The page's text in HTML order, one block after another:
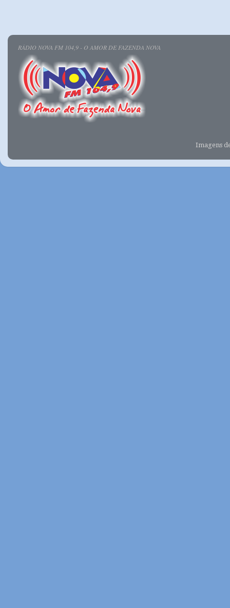
RÁDIO NOVA FM 104,9 - O AMOR DE FAZENDA NOVA
Imagens